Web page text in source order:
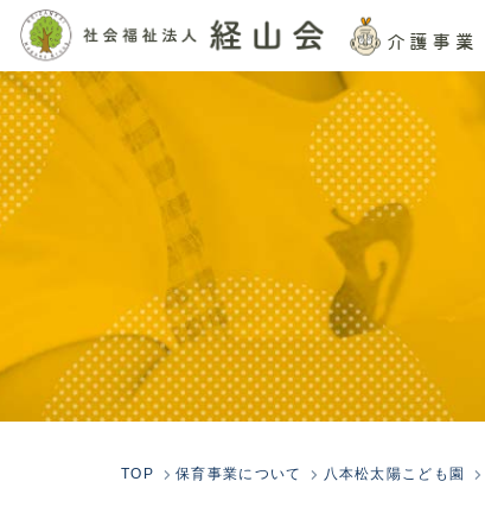
介護事業
TOP 保育事業について 八本松太陽こども園